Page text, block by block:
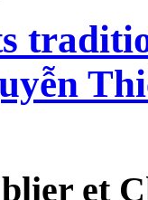
et